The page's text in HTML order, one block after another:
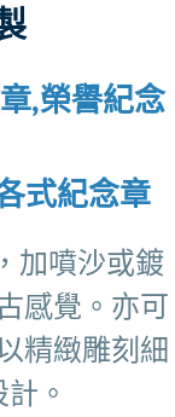
,榮譽紀念
式紀念章
加噴沙或鍍
感覺。亦可
精緻雕刻細
。